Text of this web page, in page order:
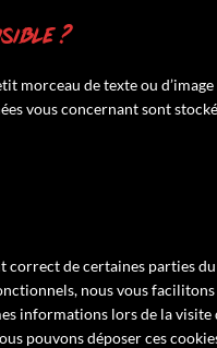
?
morceau de texte ou
vous concernant sont
de certaines parties
nous vous
informations lors de la
pouvons déposer ces